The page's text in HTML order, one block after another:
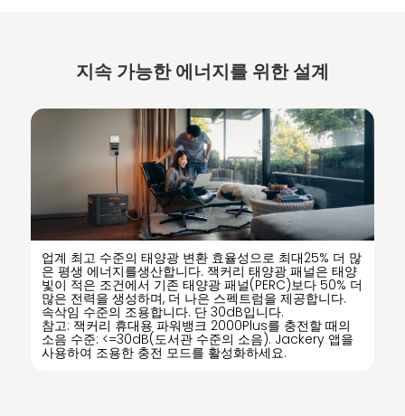
지속 가능한 에너지를 위한 설계
업계 최고 수준의 태양광 변환 효율성으로 최대25% 더 많
은 평생 에너지를생산합니다. 잭커리 태양광 패널은 태양
빛이 적은 조건에서 기존 태양광 패널(PERC)보다 50% 더
많은 전력을 생성하며, 더 나은 스펙트럼을 제공합니다.
속삭임 수준의 조용합니다. 단 30dB입니다.
참고: 잭커리 휴대용 파워뱅크 2000Plus를 충전할 때의
소음 수준: <=30dB(도서관 수준의 소음). Jackery 앱을
사용하여 조용한 충전 모드를 활성화하세요.